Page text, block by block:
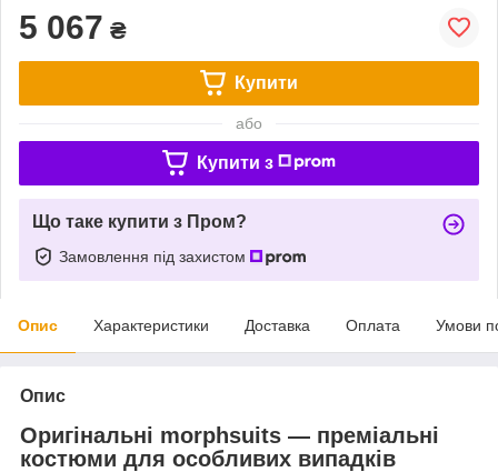
5 067 ₴
Купити
або
Купити з
Що таке купити з Пром?
Замовлення під захистом
Опис Характеристики Доставка Оплата Умови
Опис
Оригінальні morphsuits — преміальні
костюми для особливих випадків